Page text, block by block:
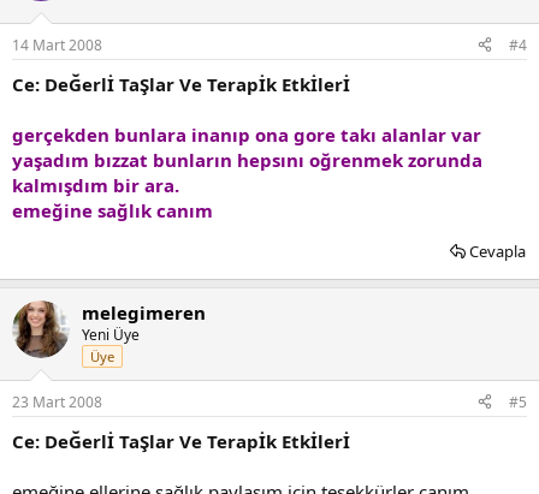
14 Mart 2008 #4
Ce: DeĞerlİ TaŞlar Ve Terapİk Etkİlerİ
gerçekden bunlara inanıp ona gore takı alanlar var
yaşadım bızzat bunların hepsını oğrenmek zorunda
kalmışdım bir ara.
emeğine sağlık canım
Cevapla
melegimeren
Yeni Üye
Üye
23 Mart 2008 #5
Ce: DeĞerlİ TaŞlar Ve Terapİk Etkİlerİ